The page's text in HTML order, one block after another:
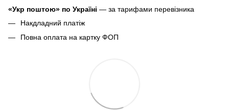
«Укр поштою» по Україні — за тарифами перевізника
Накдладний платіж
Повна оплата на картку ФОП